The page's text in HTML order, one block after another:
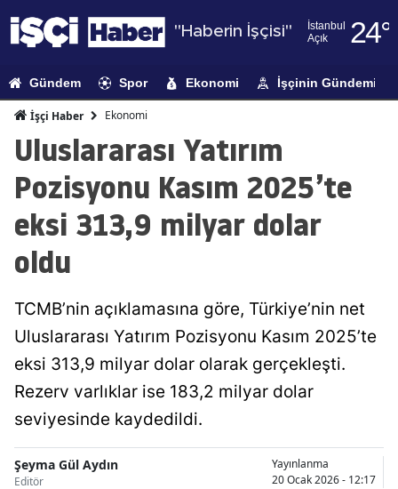
"Haberin İşçisi"
İstanbul
Açık
24°
Adıyaman
Amasya
Artvin
Aydın
Bingöl
Gündem Spor Ekonomi İşçinin Gündemi
İşçi Haber Ekonomi
Uluslararası Yatırım
Pozisyonu Kasım 2025’te
eksi 313,9 milyar dolar
oldu
TCMB’nin açıklamasına göre, Türkiye’nin net
Uluslararası Yatırım Pozisyonu Kasım 2025’te
eksi 313,9 milyar dolar olarak gerçekleşti.
Rezerv varlıklar ise 183,2 milyar dolar
seviyesinde kaydedildi.
Şeyma Gül Aydın
Editör
Yayınlanma
20 Ocak 2026 - 12:17